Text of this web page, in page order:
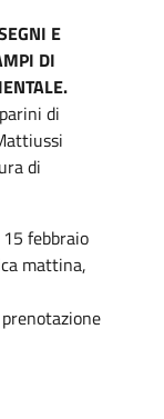
E
DI
di
di
febbraio
mattina,